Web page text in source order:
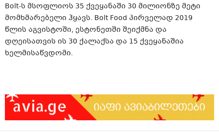
Bolt-ს მსოფლიოს 35 ქვეყანაში 30 მილიონზე მეტი
მომხმარებელი ჰყავს. Bolt Food პირველად 2019
წლის აგვისტოში, ესტონეთში შეიქმნა და
დღეისათვის ის 30 ქალაქსა და 15 ქვეყანაშია
ხელმისაწვდომი.